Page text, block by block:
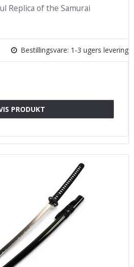
Replica of the Samurai
Bestillingsvare: 1-3 ugers levering
PRODUKT